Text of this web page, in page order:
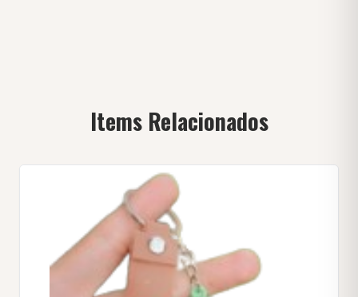
Items Relacionados